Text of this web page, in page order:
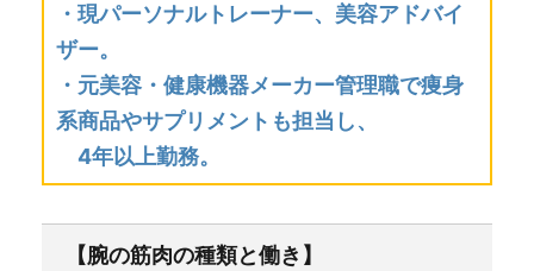
・現パーソナルトレーナー、美容アドバイ
ザー。
・元美容・健康機器メーカー管理職で痩身
系商品やサプリメントも担当し、
4年以上勤務。
【腕の筋肉の種類と働き】